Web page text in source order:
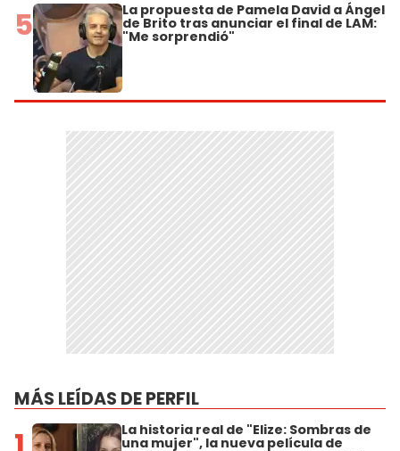
5 La propuesta de Pamela David a Ángel
de Brito tras anunciar el final de LAM:
"Me sorprendió"
MÁS LEÍDAS DE PERFIL
La historia real de "Elize: Sombras de
una mujer", la nueva película de